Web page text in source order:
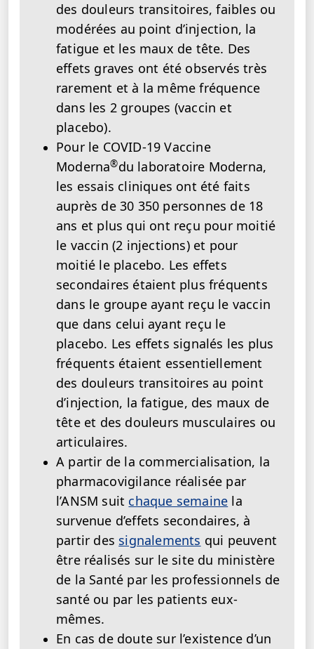
des douleurs transitoires, faibles ou
modérées au point d’injection, la
fatigue et les maux de tête. Des
effets graves ont été observés très
rarement et à la même fréquence
dans les 2 groupes (vaccin et
placebo).
Pour le COVID-19 Vaccine
Moderna®du laboratoire Moderna,
les essais cliniques ont été faits
auprès de 30 350 personnes de 18
ans et plus qui ont reçu pour moitié
le vaccin (2 injections) et pour
moitié le placebo. Les effets
secondaires étaient plus fréquents
dans le groupe ayant reçu le vaccin
que dans celui ayant reçu le
placebo. Les effets signalés les plus
fréquents étaient essentiellement
des douleurs transitoires au point
d’injection, la fatigue, des maux de
tête et des douleurs musculaires ou
articulaires.
A partir de la commercialisation, la
pharmacovigilance réalisée par
l’ANSM suit chaque semaine la
survenue d’effets secondaires, à
partir des signalements qui peuvent
être réalisés sur le site du ministère
de la Santé par les professionnels de
santé ou par les patients eux-
mêmes.
En cas de doute sur l’existence d’un